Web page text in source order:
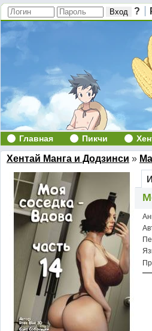
?
Главная Пикчи
Хентай Манга и Додзинси »